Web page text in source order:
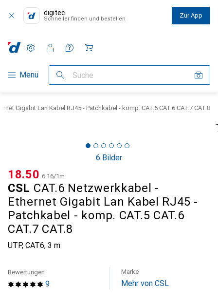
digitec
Schneller finden und bestellen Zur App
Navigation nach Kategorien
Menü Suche
Einstellungen
Kundenkonto
Vergleichslisten
Merklisten
Warenkorb
Gigabit Lan Kabel RJ45 - Patchkabel - komp. CAT.5 CAT.6 CAT.7 CAT.8
6 Bilder
CSL CAT.6 Netzwerkkabel -
Ethernet Gigabit Lan Kabel RJ45 -
Patchkabel - komp. CAT.5 CAT.6
CAT.7 CAT.8
UTP, CAT6, 3 m
CHF
18.50 CHF
6.16/1m
9
Bewertungen Marke
Mehr von CSL